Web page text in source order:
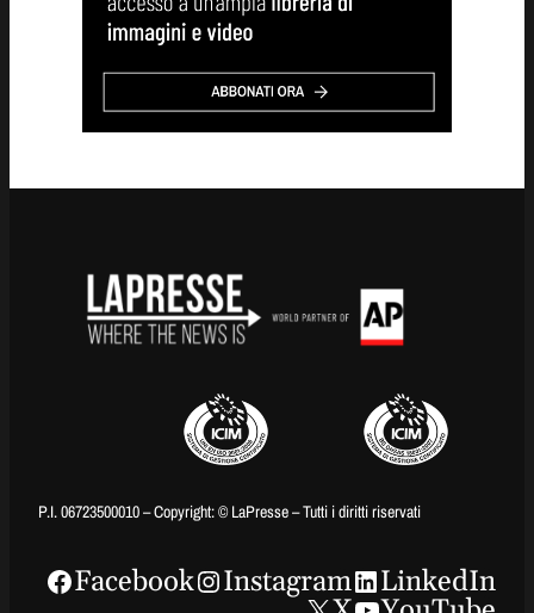
P.I. 06723500010 – Copyright: © LaPresse – Tutti i diritti riservati
Facebook Instagram
LinkedIn